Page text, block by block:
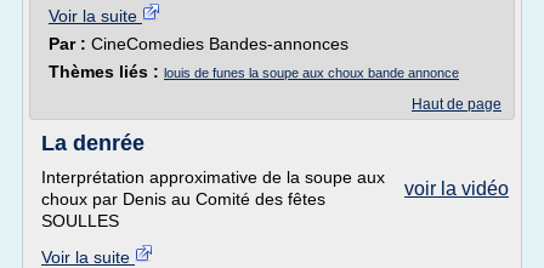
Voir la suite
Par : CineComedies Bandes-annonces
Thèmes liés : louis de funes la soupe aux choux bande annonce
Haut de page
La denrée
voir la vidéo
Interprétation approximative de la soupe aux
choux par Denis au Comité des fêtes
SOULLES
Voir la suite